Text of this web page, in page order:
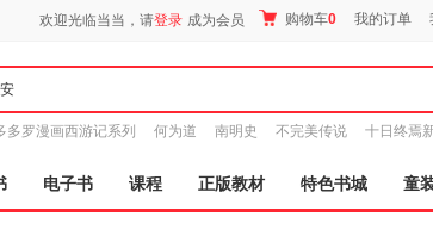
欢迎光临当当，请登录 成为会员 购物车0 我的订单
多罗漫画西游记系列 何为道 南明史 不完美传说 十日终焉
电子书 课程 正版教材 特色书城 童